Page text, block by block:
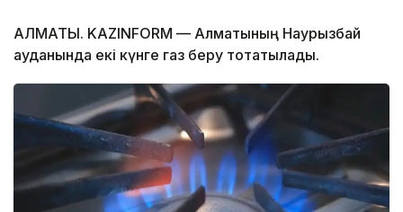
АЛМАТЫ. KAZINFORM — Алматының Наурызбай
ауданында екі күнге газ беру тоқтатылады.